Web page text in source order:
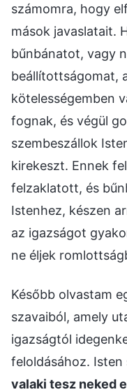
számomra, hogy
mások javaslatait.
bűnbánatot, vagy
beállítottságomat,
kötelességemben
fognak, és végül
szembeszállok
kirekeszt. Ennek
felzaklatott, és
Istenhez, készen
az igazságot
ne éljek
Később olvastam
szavaiból, amely
igazságtól
feloldásához. Isten
valaki tesz neked